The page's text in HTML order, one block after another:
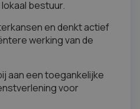
bestuur.
en denkt actief
werking van de
aan een toegankelijke
voor